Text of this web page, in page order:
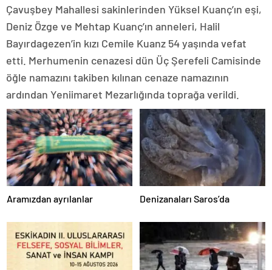
Çavuşbey Mahallesi sakinlerinden Yüksel Kuanç’ın eşi,
Deniz Özge ve Mehtap Kuanç’ın anneleri, Halil
Bayırdagezen’in kızı Cemile Kuanz 54 yaşında vefat
etti. Merhumenin cenazesi dün Üç Şerefeli Camisinde
öğle namazını takiben kılınan cenaze namazının
ardından Yeniimaret Mezarlığında toprağa verildi.
Aramızdan ayrılanlar Denizanaları Saros’da